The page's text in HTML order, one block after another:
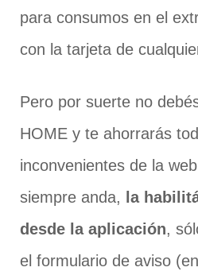
para consumos en el
con la tarjeta de
Pero por suerte no
HOME y te ahorrarás
inconvenientes de la
siempre anda,
la
desde la aplicación,
el formulario de aviso